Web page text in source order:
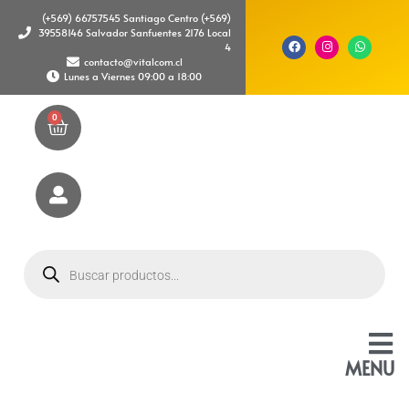
(+569) 66757545 Santiago Centro (+569)
39558146 Salvador Sanfuentes 2176 Local
4
contacto@vitalcom.cl
Lunes a Viernes 09:00 a 18:00
MENU
0